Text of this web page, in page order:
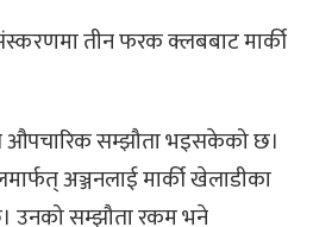
तीन फरक क्लबबाट मार्की
औपचारिक सम्झौता भइसकेको छ।
अञ्जनलाई मार्की खेलाडीका
उनको सम्झौता रकम भने